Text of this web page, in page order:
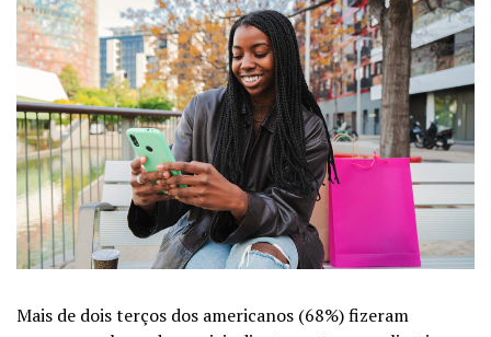
Mais de dois terços dos americanos (68%) fizeram